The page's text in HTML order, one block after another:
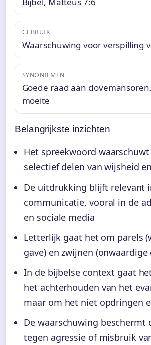
GEBRUIK
Waarschuwing voor verspilling
SYNONIEMEN
Goede raad aan
moeite
Belangrijkste inzichten
Het spreekwoord
selectief delen van wijsheid
De uitdrukking blijft relevant
communicatie, vooral in de
en sociale media
Letterlijk gaat het om parels
gave) en zwijnen
In de bijbelse context gaat
het achterhouden van het
maar om het niet opdringen
De waarschuwing beschermt
tegen agressie of misbruik